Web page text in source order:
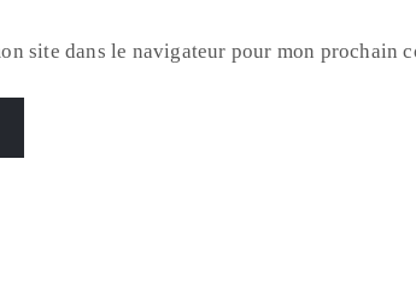
site dans le navigateur pour mon prochain